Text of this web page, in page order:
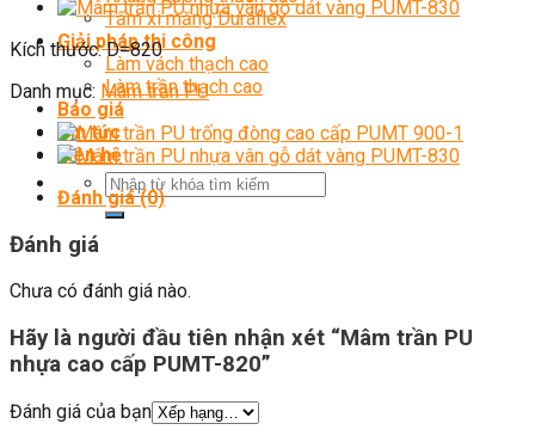
Tấm xi măng Duraflex
Giải pháp thi công
Làm vách thạch cao
Làm trần thạch cao
Báo giá
Tin tức
Liên hệ
Kích thước: D=820
Danh mục: Mâm trần PU
Đánh giá (0)
Đánh giá
Chưa có đánh giá nào.
Hãy là người đầu tiên nhận xét “Mâm trần PU
nhựa cao cấp PUMT-820”
Đánh giá của bạn